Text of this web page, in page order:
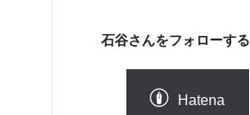
石谷さんをフォローする
Hatena